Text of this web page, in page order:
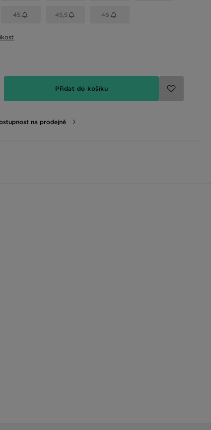
45 45,5 46
Přidat do košíku
na prodejně